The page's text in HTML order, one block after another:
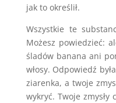
jak to określił.
Wszystkie te
Możesz powiedzieć:
śladów banana ani
włosy. Odpowiedź
ziarenka, a twoje
wykryć. Twoje zmysły